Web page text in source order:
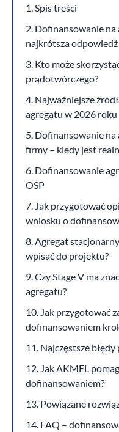
1. Spis treści
2. Dofinansowanie
najkrótsza odpowiedź
3. Kto może
prądotwórczego?
4. Najważniejsze
agregatu w 2026 roku
5. Dofinansowanie
firmy – kiedy jest
6. Dofinansowanie
OSP
7. Jak przygotować
wniosku o
8. Agregat
wpisać do projektu?
9. Czy Stage V ma
agregatu?
10. Jak przygotować
dofinansowaniem
11. Najczęstsze
12. Jak AKMEL
dofinansowaniem?
13. Powiązane
14. FAQ –